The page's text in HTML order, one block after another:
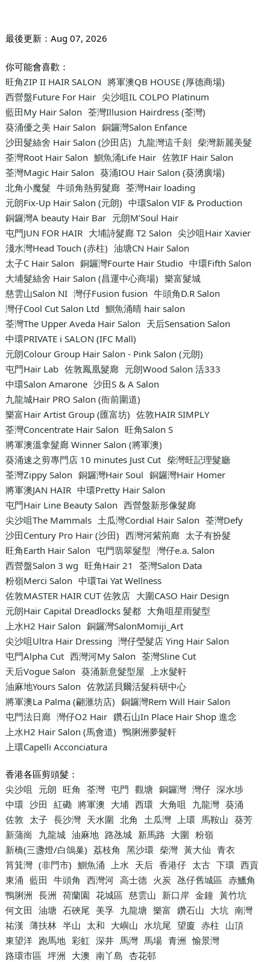
最後更新： Aug 07, 2026
你可能會喜歡：
旺角ZIP II HAIR SALON 將軍澳QB HOUSE (厚德商場)
西營盤Future For Hair 尖沙咀IL COLPO Platinum
藍田My Hair Salon 荃灣Illusion Hairdress (荃灣)
葵涌優之美 Hair Salon 銅鑼灣Salon Enfance
沙田髮絲舍 Hair Salon (沙田店) 九龍灣這千刻 柴灣新麗美髮
荃灣Root Hair Salon 鰂魚涌Life Hair 佐敦IF Hair Salon
荃灣Magic Hair Salon 葵涌IOU Hair Salon (葵湧廣場)
北角小魔髮 牛頭角熱剪髮廊 荃灣Hair loading
元朗Fix-Up Hair Salon (元朗) 中環Salon VIF & Production
銅鑼灣A beauty Hair Bar 元朗M’Soul Hair
屯門JUN FOR HAIR 大埔詩髮廊 T2 Salon 尖沙咀Hair Xavier
淺水灣Head Touch (赤柱) 油塘CN Hair Salon
太子C Hair Salon 銅鑼灣Fourte Hair Studio 中環Fifth Salon
大埔髮絲舍 Hair Salon (昌運中心商場) 樂富髮城
慈雲山Salon NI 灣仔Fusion fusion 牛頭角D.R Salon
灣仔Cool Cut Salon Ltd 鰂魚涌晴 hair salon
荃灣The Upper Aveda Hair Salon 天后Sensation Salon
中環PRIVATE i SALON (IFC Mall)
元朗Colour Group Hair Salon - Pink Salon (元朗)
屯門Hair Lab 佐敦鳳凰髮廊 元朗Wood Salon 活333
中環Salon Amarone 沙田S & A Salon
九龍城Hair PRO Salon (衙前圍道)
樂富Hair Artist Group (匯富坊) 佐敦HAIR SIMPLY
荃灣Concentrate Hair Salon 旺角Salon S
將軍澳溫拿髮廊 Winner Salon (將軍澳)
葵涌速之剪專門店 10 minutes Just Cut 柴灣旺記理髮廳
荃灣Zippy Salon 銅鑼灣Hair Soul 銅鑼灣Hair Homer
將軍澳JAN HAIR 中環Pretty Hair Salon
屯門Hair Line Beauty Salon 西營盤新形像髮廊
尖沙咀The Mammals 土瓜灣Cordial Hair Salon 荃灣Defy
沙田Century Pro Hair (沙田) 西灣河紫荊廊 太子有扮髮
旺角Earth Hair Salon 屯門翡翠髮型 灣仔e.a. Salon
西營盤Salon 3 wg 旺角Hair 21
荃灣Salon Data
粉嶺Merci Salon 中環Tai Yat Wellness
佐敦MASTER HAIR CUT 佐敦店 大圍CASO Hair Design
元朗Hair Capital Dreadlocks 髮都 大角咀星雨髮型
上水H2 Hair Salon 銅鑼灣SalonMomiji_Art
尖沙咀Ultra Hair Dressing 灣仔瑩髮店 Ying Hair Salon
屯門Alpha Cut 西灣河My Salon 荃灣Sline Cut
天后Vogue Salon 葵涌新意髮型屋
上水髮軒
油麻地Yours Salon 佐敦諾貝爾活髮科研中心
將軍澳La Palma (翩滙坊店) 銅鑼灣Rem Will Hair Salon
屯門法日廊 灣仔O2 Hair 鑽石山In Place Hair Shop 進念
上水H2 Hair Salon (馬會道) 鴨脷洲夢髮軒
上環Capelli Acconciatura
香港各區剪頭髮：
尖沙咀
元朗 旺角 荃灣 屯門 觀塘 銅鑼灣 灣仔 深水埗
中環 沙田 紅磡 將軍澳 大埔 西環 大角咀 九龍灣 葵涌
佐敦 太子 長沙灣 天水圍 北角 土瓜灣 上環 馬鞍山 葵芳
新蒲崗
九龍城 油麻地 路氹城 新馬路 大圍 粉嶺
新橋(三盞燈/白鴿巢) 荔枝角 黑沙環 柴灣 黃大仙 青衣
筲箕灣 (非門市) 鰂魚涌 上水 天后 香港仔 太古 下環 西貢
東涌 藍田 牛頭角 西灣河 高士德 火炭 氹仔舊城區 赤鱲角
鴨脷洲 長洲 荷蘭園 花城區 慈雲山 新口岸 金鐘 黃竹坑
何文田 油塘 石硤尾 美孚 九龍塘 樂富 鑽石山 大坑 南灣
祐漢 薄扶林 半山 太和 大嶼山 水坑尾 望廈 赤柱 山頂
東望洋 跑馬地 彩虹 深井 馬灣 馬場 青洲 愉景灣
路環市區 坪洲 大澳 南丫島 杏花邨